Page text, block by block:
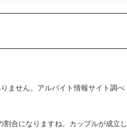
ません。アルバイト情報サイト調べ
合になりますね。カップルが成立し